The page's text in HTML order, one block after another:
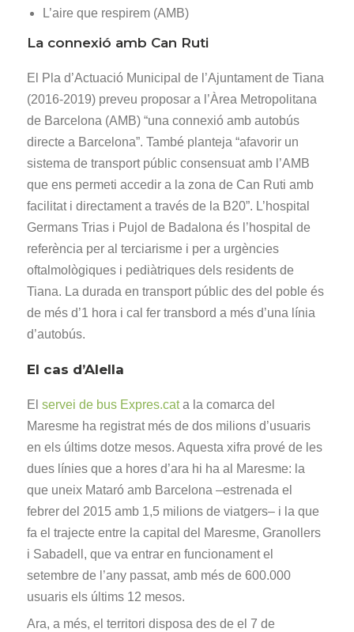
L’aire que respirem (AMB)
La connexió amb Can Ruti
El Pla d’Actuació Municipal de l’Ajuntament de Tiana
(2016-2019) preveu proposar a l’Àrea Metropolitana
de Barcelona (AMB) “una connexió amb autobús
directe a Barcelona”. També planteja “afavorir un
sistema de transport públic consensuat amb l’AMB
que ens permeti accedir a la zona de Can Ruti amb
facilitat i directament a través de la B20”. L’hospital
Germans Trias i Pujol de Badalona és l’hospital de
referència per al terciarisme i per a urgències
oftalmològiques i pediàtriques dels residents de
Tiana. La durada en transport públic des del poble és
de més d’1 hora i cal fer transbord a més d’una línia
d’autobús.
El cas d’Alella
Elservei de bus Expres.cata la comarca del
Maresme ha registrat més de dos milions d’usuaris
en els últims dotze mesos. Aquesta xifra prové de les
dues línies que a hores d’ara hi ha al Maresme: la
que uneix Mataró amb Barcelona –estrenada el
febrer del 2015 amb 1,5 milions de viatgers– i la que
fa el trajecte entre la capital del Maresme, Granollers
i Sabadell, que va entrar en funcionament el
setembre de l’any passat, amb més de 600.000
usuaris els últims 12 mesos.
Ara, a més, el territori disposa des de el 7 de